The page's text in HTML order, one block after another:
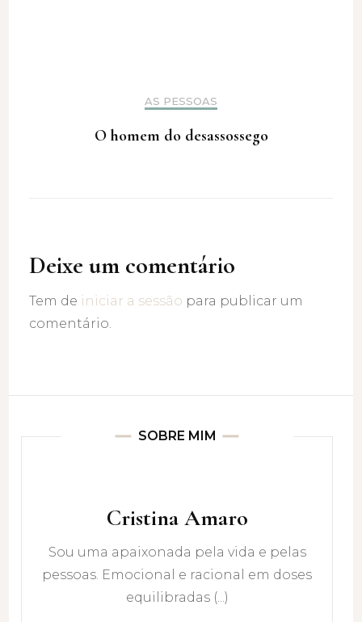
AS PESSOAS
O homem do desassossego
Deixe um comentário
Tem de iniciar a sessão para publicar um
comentário.
SOBRE MIM
Cristina Amaro
Sou uma apaixonada pela vida e pelas
pessoas. Emocional e racional em doses
equilibradas (...)